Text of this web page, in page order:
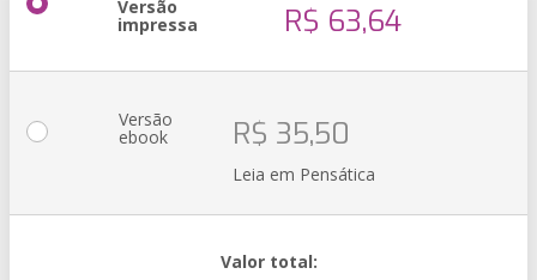
Versão
impressa R$ 63,64
Versão
ebook R$ 35,50
Leia em Pensática
Valor total: